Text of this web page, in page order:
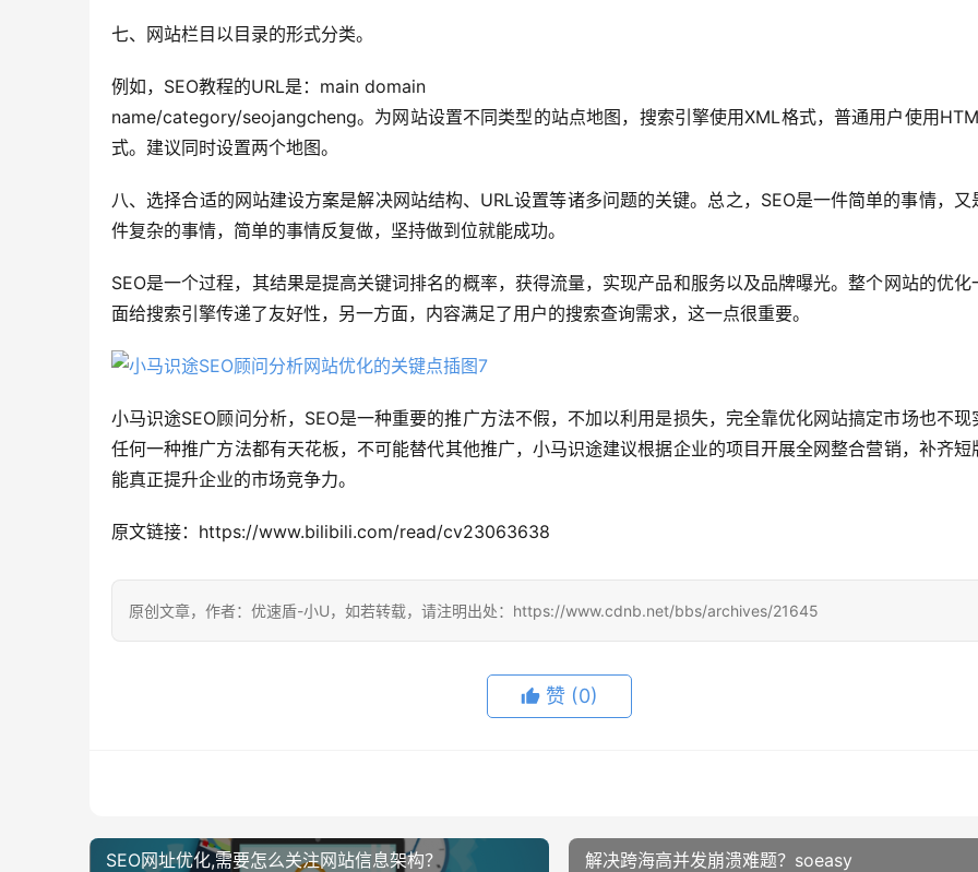
七、网站栏目以目录的形式分类。
例如，SEO教程的URL是：main domain
name/category/seojangcheng。为网站设置不同类型的站点地图，搜索引擎使用XML格式，普通用户使用
式。建议同时设置两个地图。
八、选择合适的网站建设方案是解决网站结构、URL设置等诸多问题的关键。总之，SEO是一件简单的事情，又
件复杂的事情，简单的事情反复做，坚持做到位就能成功。
SEO是一个过程，其结果是提高关键词排名的概率，获得流量，实现产品和服务以及品牌曝光。整个网站的优化
面给搜索引擎传递了友好性，另一方面，内容满足了用户的搜索查询需求，这一点很重要。
小马识途SEO顾问分析，SEO是一种重要的推广方法不假，不加以利用是损失，完全靠优化网站搞定市场也不现
任何一种推广方法都有天花板，不可能替代其他推广，小马识途建议根据企业的项目开展全网整合营销，补齐短
能真正提升企业的市场竞争力。
原文链接：https://www.bilibili.com/read/cv23063638
原创文章，作者：优速盾-小U，如若转载，请注明出处：https://www.cdnb.net/bbs/archives/21645
赞 (0)
SEO网址优化,需要怎么关注网站信息架构？ 解决跨海高并发崩溃难题？soeasy